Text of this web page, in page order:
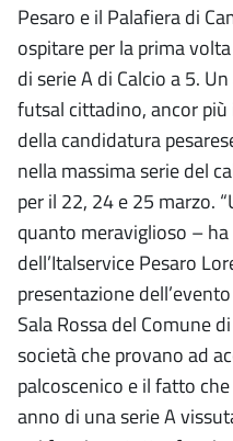
Pesaro e il Palafiera di
ospitare per la prima
di serie A di Calcio a 5.
futsal cittadino, ancor
della candidatura
nella massima serie del
per il 22, 24 e 25 marzo.
quanto meraviglioso –
dell’Italservice Pesaro
presentazione
Sala Rossa del Comune
società che provano ad
palcoscenico e il fatto
anno di una serie A